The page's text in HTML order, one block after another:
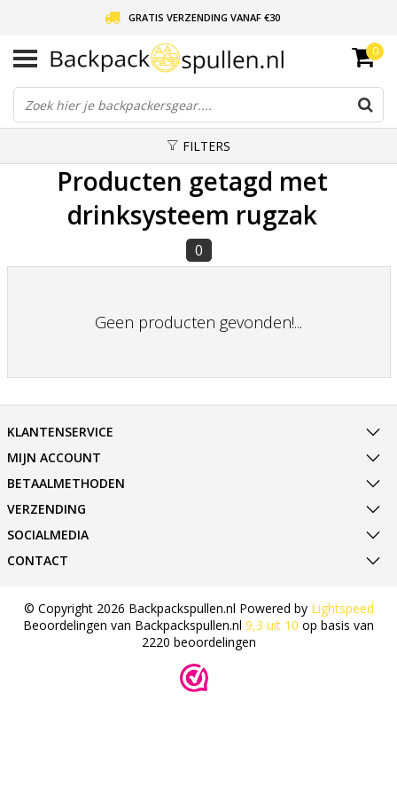
GRATIS VERZENDING VANAF €30
LIEFDE VOOR BACKPACKEN!
30 DAGEN GRATIS RETOUR
0
FILTERS
Producten getagd met
drinksysteem rugzak
0
Geen producten gevonden!...
KLANTENSERVICE
MIJN ACCOUNT
BETAALMETHODEN
VERZENDING
SOCIALMEDIA
CONTACT
© Copyright 2026 Backpackspullen.nl Powered by Lightspeed
Beoordelingen van Backpackspullen.nl 9,3 uit 10 op basis van
2220 beoordelingen